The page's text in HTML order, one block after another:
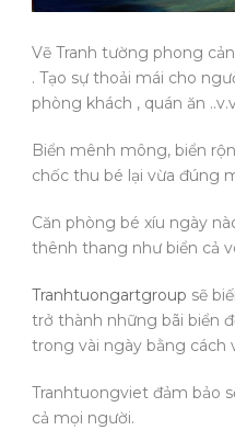
Vẽ Tranh tường phong
. Tạo sự thoải mái cho
phòng khách , quán ăn
Biển mênh mông, biển
chốc thu bé lại vừa đúng
Căn phòng bé xíu ngày
thênh thang như biển cả
Tranhtuongartgroup sẽ
trở thành những bãi biển
trong vài ngày bằng cách
Tranhtuongviet đảm bảo
cả mọi người.